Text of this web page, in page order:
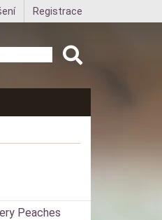
Registrace
Peaches